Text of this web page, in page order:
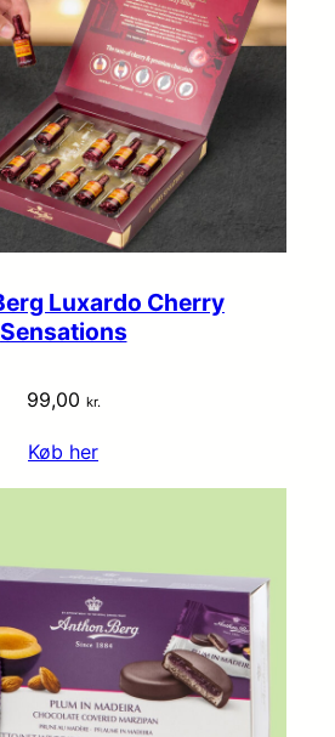
Luxardo Cherry
Sensations
99,00 kr.
Køb her